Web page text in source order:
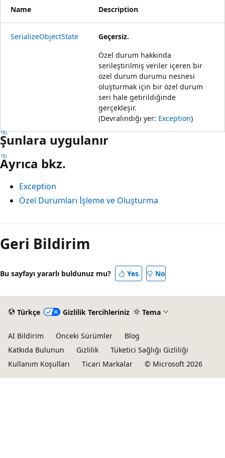
Name Description
SerializeObjectState
Geçersiz.
Özel durum hakkında
serileştirilmiş veriler içeren bir
özel durum durumu nesnesi
oluşturmak için bir özel durum
seri hale getirildiğinde
gerçekleşir.
(Devralındığı yer: Exception)
Şunlara uygulanır
Ayrıca bkz.
Exception
Özel Durumları İşleme ve Oluşturma
Geri Bildirim
Bu sayfayı yararlı buldunuz mu? Yes No
Türkçe Gizlilik Tercihleriniz Tema
AI Bildirim Önceki Sürümler
Blog
Katkıda Bulunun
Gizlilik
Tüketici Sağlığı Gizliliği
Kullanım Koşulları
Ticari Markalar © Microsoft 2026